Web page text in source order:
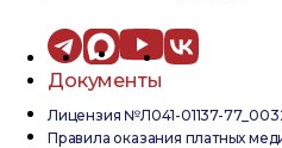
Документы
Лицензия №Л041-01137-
Правила оказания платных